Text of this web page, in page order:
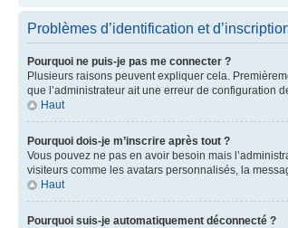
Problèmes d’identification et
Pourquoi ne puis-je pas me connecter ?
Plusieurs raisons peuvent expliquer cela.
que l’administrateur ait une erreur de configuration
Haut
Pourquoi dois-je m’inscrire après tout ?
Vous pouvez ne pas en avoir besoin mais
visiteurs comme les avatars personnalisés, la
Haut
Pourquoi suis-je automatiquement déconnecté ?